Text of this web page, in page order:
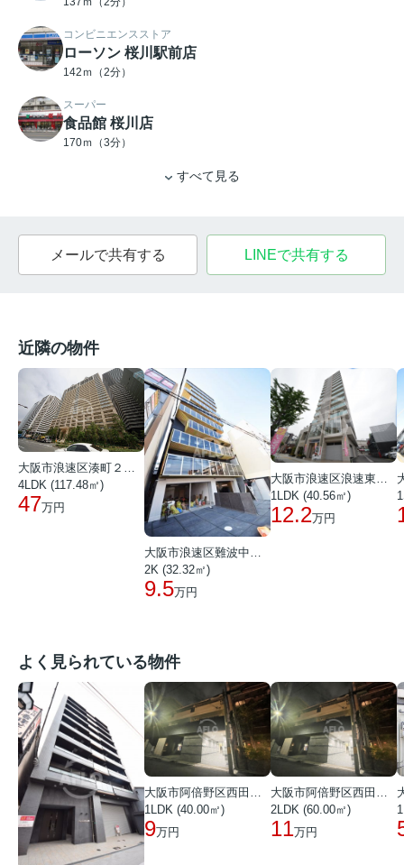
コンビニエンスストア
ローソン 桜川駅前店
142ｍ（2分）
スーパー
食品館 桜川店
170ｍ（3分）
すべて見る
メールで共有する LINEで共有する
近隣の物件
大阪市浪速区湊町２丁目
4LDK (117.48㎡)
47万円
大阪市浪速区難波中２丁目
2K (32.32㎡)
9.5万円
大阪市浪速区浪速東１丁目
1LDK (40.56㎡)
12.2万円
よく見られている物件
大阪市阿倍野区西田辺町１丁目
1LDK (40.00㎡)
9万円
大阪市阿倍野区西田辺町１丁目
2LDK (60.00㎡)
11万円